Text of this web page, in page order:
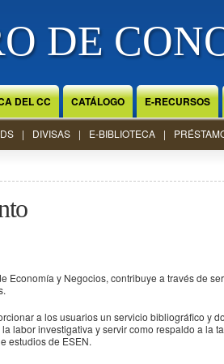
DE
DEL CC CATÁLOGO E-RECURSOS
DIVISAS E-BIBLIOTECA
Economía y Negocios, contribuye a través de
a los usuarios un servicio bibliográfico y
labor investigativa y servir como respaldo a la
estudios de ESEN.